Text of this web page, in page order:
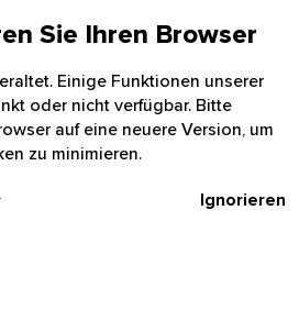
Sie Ihren Browser
Einige Funktionen unserer
oder nicht verfügbar. Bitte
auf eine neuere Version, um
zu minimieren.
Ignorieren